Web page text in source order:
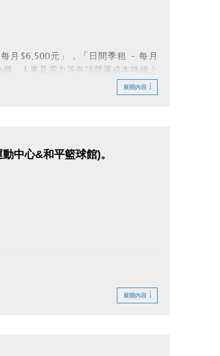
月$6,500元」，「日間季租 - 每月
、人事及電力等各項營運成本持續上
方式。若造成不便，尚祈民眾諒察。
展開內容
中心&和平籃球館)。
展開內容